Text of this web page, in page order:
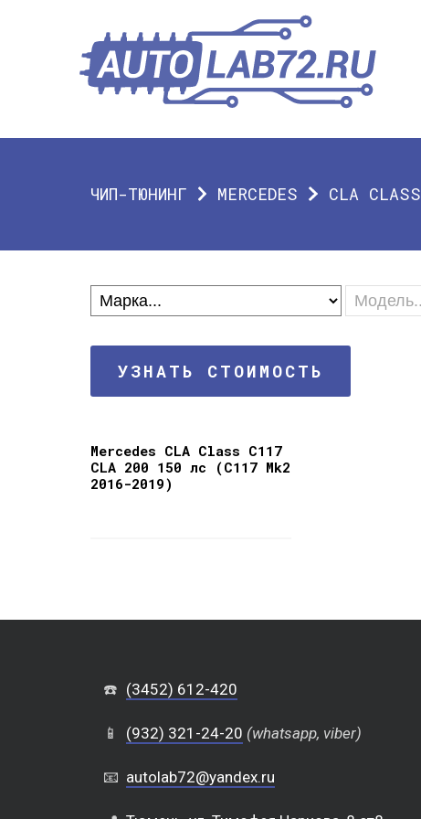
ЧИП-ТЮНИНГ MERCEDES CLA CLASS
УЗНАТЬ СТОИМОСТЬ
Mercedes CLA Class C117
CLA 200 150 лс (C117 Mk2
2016-2019)
☎️ (3452) 612-420
📱 (932) 321-24-20 (whatsapp, viber)
📧 autolab72@yandex.ru